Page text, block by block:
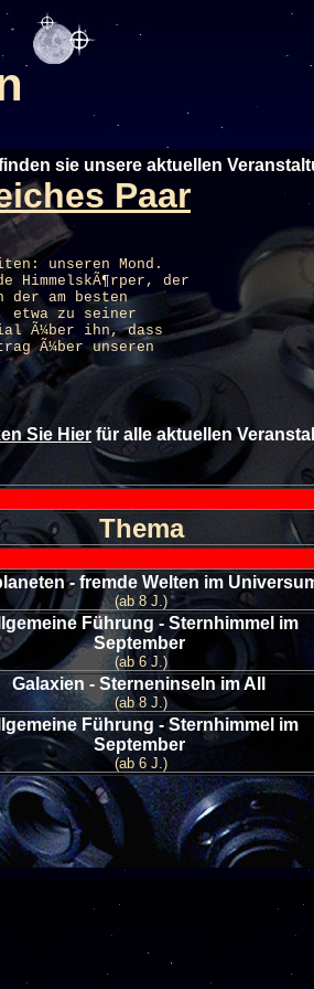
sie unsere aktuellen
Paar
unseren Mond.
HimmelskÃ¶rper, der
der am besten
etwa zu seiner
Ã¼ber ihn, dass
Ã¼ber unseren
Sie Hier für alle aktuellen
Thema
- fremde Welten im
(ab 8 J.)
Führung - Sternhimmel im
September
(ab 6 J.)
Galaxien - Sterneninseln im All
(ab 8 J.)
Führung - Sternhimmel im
September
(ab 6 J.)
- kleine Trabanten in unserem
Sonnensystem
(ab 6 J.)
Bescheibungen